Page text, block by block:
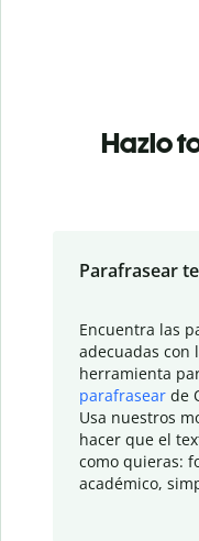
Hazlo
Parafrasear
Encuentra las
adecuadas con
herramienta
parafrasear de
Usa nuestros
hacer que el
como quieras:
académico,